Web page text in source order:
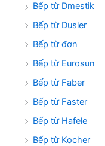
Bếp từ Dmestik
Bếp từ Dusler
Bếp từ đơn
Bếp từ Eurosun
Bếp từ Faber
Bếp từ Faster
Bếp từ Hafele
Bếp từ Kocher